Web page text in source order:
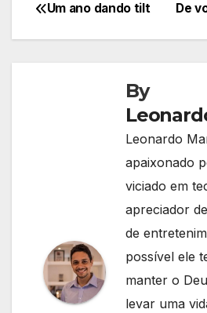
Navegação
de
De
Um ano dando tilt
By
Leonardo
apaixonado
viciado em
apreciador
de
possível ele
manter o
levar uma